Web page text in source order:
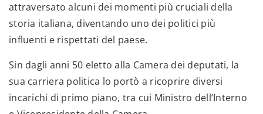
attraversato alcuni dei momenti più cruciali della
storia italiana, diventando uno dei politici più
influenti e rispettati del paese.
Sin dagli anni 50 eletto alla Camera dei deputati, la
sua carriera politica lo portò a ricoprire diversi
incarichi di primo piano, tra cui Ministro dell’Interno